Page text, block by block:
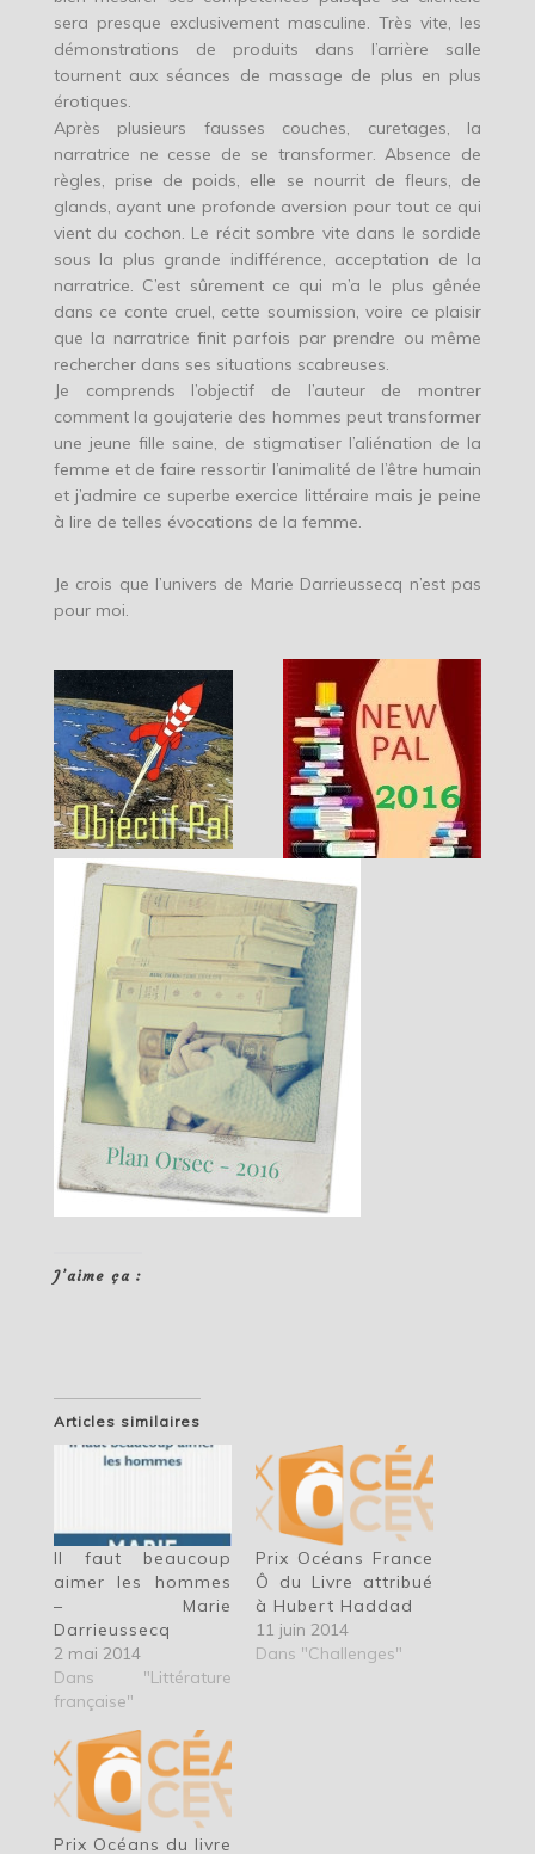
sera presque exclusivement masculine. Très vite, les
démonstrations de produits dans l’arrière salle
tournent aux séances de massage de plus en plus
érotiques.
Après plusieurs fausses couches, curetages, la
narratrice ne cesse de se transformer. Absence de
règles, prise de poids, elle se nourrit de fleurs, de
glands, ayant une profonde aversion pour tout ce qui
vient du cochon. Le récit sombre vite dans le sordide
sous la plus grande indifférence, acceptation de la
narratrice. C’est sûrement ce qui m’a le plus gênée
dans ce conte cruel, cette soumission, voire ce plaisir
que la narratrice finit parfois par prendre ou même
rechercher dans ses situations scabreuses.
Je comprends l’objectif de l’auteur de montrer
comment la goujaterie des hommes peut transformer
une jeune fille saine, de stigmatiser l’aliénation de la
femme et de faire ressortir l’animalité de l’être humain
et j’admire ce superbe exercice littéraire mais je peine
à lire de telles évocations de la femme.
Je crois que l’univers de Marie Darrieussecq n’est pas
pour moi.
J’aime ça :
Articles similaires
Il faut beaucoup
aimer les hommes
– Marie
Darrieussecq
2 mai 2014
Dans "Littérature
française"
Prix Océans France
Ô du Livre attribué
à Hubert Haddad
11 juin 2014
Dans "Challenges"
Prix Océans du livre